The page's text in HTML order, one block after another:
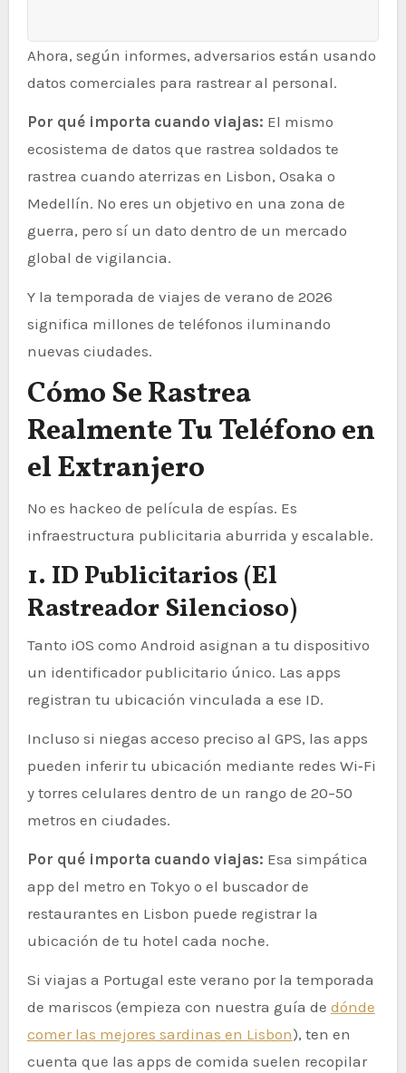
Ahora, según informes, adversarios están usando
datos comerciales para rastrear al personal.
Por qué importa cuando viajas: El mismo
ecosistema de datos que rastrea soldados te
rastrea cuando aterrizas en Lisbon, Osaka o
Medellín. No eres un objetivo en una zona de
guerra, pero sí un dato dentro de un mercado
global de vigilancia.
Y la temporada de viajes de verano de 2026
significa millones de teléfonos iluminando
nuevas ciudades.
Cómo Se Rastrea
Realmente Tu Teléfono en
el Extranjero
No es hackeo de película de espías. Es
infraestructura publicitaria aburrida y escalable.
1. ID Publicitarios (El
Rastreador Silencioso)
Tanto iOS como Android asignan a tu dispositivo
un identificador publicitario único. Las apps
registran tu ubicación vinculada a ese ID.
Incluso si niegas acceso preciso al GPS, las apps
pueden inferir tu ubicación mediante redes Wi‑Fi
y torres celulares dentro de un rango de 20–50
metros en ciudades.
Por qué importa cuando viajas: Esa simpática
app del metro en Tokyo o el buscador de
restaurantes en Lisbon puede registrar la
ubicación de tu hotel cada noche.
Si viajas a Portugal este verano por la temporada
de mariscos (empieza con nuestra guía de dónde
comer las mejores sardinas en Lisbon), ten en
cuenta que las apps de comida suelen recopilar